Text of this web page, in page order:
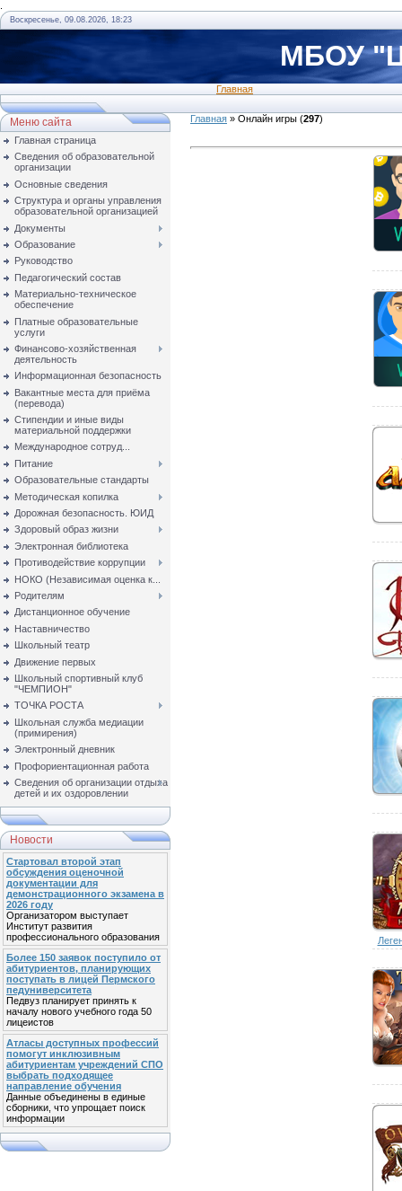
Воскресенье, 09.08.2026, 18:23
МБОУ
Главная
Меню сайта
Главная страница
Сведения об образовательной
организации
Основные сведения
Структура и органы управления
образовательной организацией
Документы
Образование
Руководство
Педагогический состав
Материально-техническое
обеспечение
Платные образовательные
услуги
Финансово-хозяйственная
деятельность
Информационная безопасность
Вакантные места для приёма
(перевода)
Стипендии и иные виды
материальной поддержки
Международное сотруд...
Питание
Образовательные стандарты
Методическая копилка
Дорожная безопасность. ЮИД
Здоровый образ жизни
Электронная библиотека
Противодействие коррупции
НОКО (Независимая оценка к...
Родителям
Дистанционное обучение
Наставничество
Школьный театр
Движение первых
Школьный спортивный клуб
"ЧЕМПИОН"
ТОЧКА РОСТА
Школьная служба медиации
(примирения)
Электронный дневник
Профориентационная работа
Сведения об организации отдыха
детей и их оздоровлении
Новости
Стартовал второй этап
обсуждения оценочной
документации для
демонстрационного экзамена в
2026 году
Организатором выступает
Институт развития
профессионального образования
Более 150 заявок поступило от
абитуриентов, планирующих
поступать в лицей Пермского
педуниверситета
Педвуз планирует принять к
началу нового учебного года 50
лицеистов
Атласы доступных профессий
помогут инклюзивным
абитуриентам учреждений СПО
выбрать подходящее
направление обучения
Данные объединены в единые
сборники, что упрощает поиск
информации
Главная » Онлайн игры (297)